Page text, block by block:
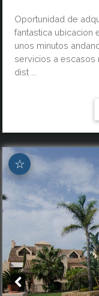
Oportunidad de
fantastica ubicacion
unos minutos
servicios a escasos
dist ...
☆